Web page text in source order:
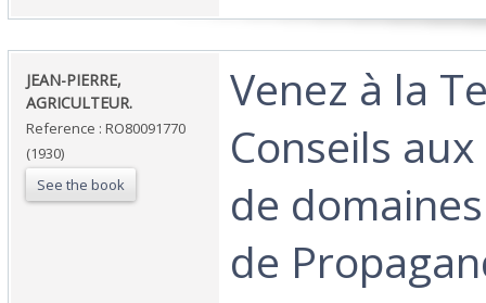
‎JEAN-PIERRE,
AGRICULTEUR.‎
Reference : RO80091770
(1930)
See the book
‎Venez à la
Conseils
de
de